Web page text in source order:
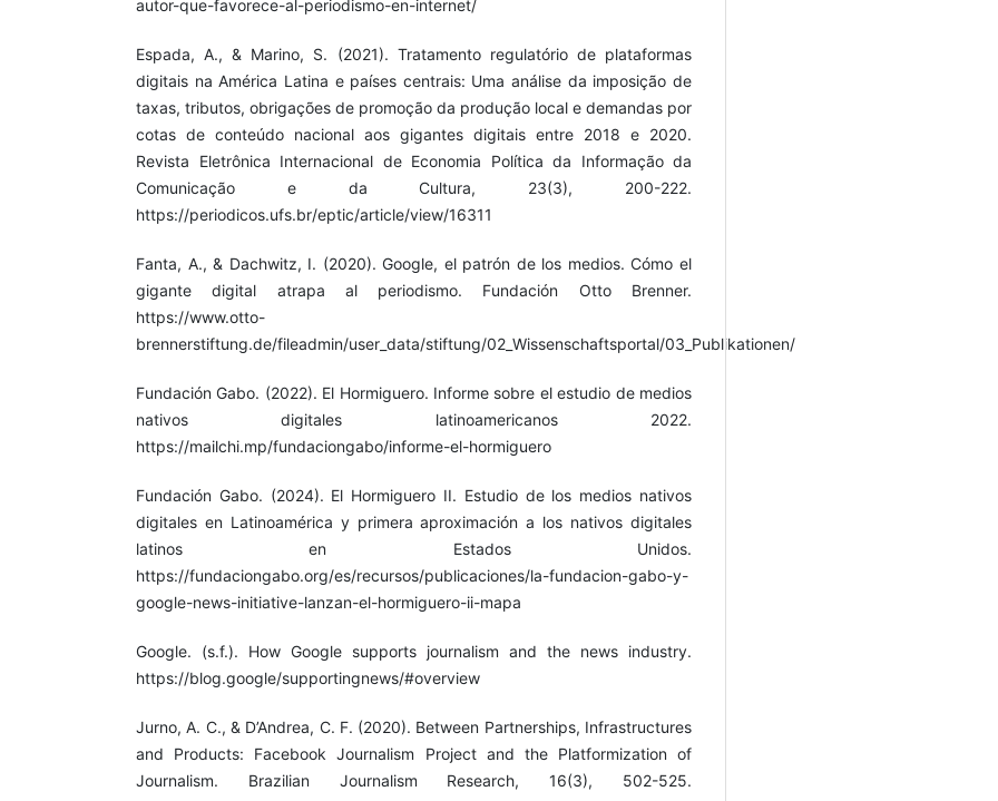
autor-que-favorece-al-periodismo-en-internet/
Espada, A., & Marino, S. (2021). Tratamento regulatório de plataformas
digitais na América Latina e países centrais: Uma análise da imposição de
taxas, tributos, obrigações de promoção da produção local e demandas por
cotas de conteúdo nacional aos gigantes digitais entre 2018 e 2020.
Revista Eletrônica Internacional de Economia Política da Informação da
Comunicação e da Cultura, 23(3), 200-222.
https://periodicos.ufs.br/eptic/article/view/16311
Fanta, A., & Dachwitz, I. (2020). Google, el patrón de los medios. Cómo el
gigante digital atrapa al periodismo. Fundación Otto Brenner.
https://www.otto-
brennerstiftung.de/fileadmin/user_data/stiftung/02_Wissenschaftsportal/03_Publikationen/
Fundación Gabo. (2022). El Hormiguero. Informe sobre el estudio de medios
nativos digitales latinoamericanos 2022.
https://mailchi.mp/fundaciongabo/informe-el-hormiguero
Fundación Gabo. (2024). El Hormiguero II. Estudio de los medios nativos
digitales en Latinoamérica y primera aproximación a los nativos digitales
latinos en Estados Unidos.
https://fundaciongabo.org/es/recursos/publicaciones/la-fundacion-gabo-y-
google-news-initiative-lanzan-el-hormiguero-ii-mapa
Google. (s.f.). How Google supports journalism and the news industry.
https://blog.google/supportingnews/#overview
Jurno, A. C., & D’Andrea, C. F. (2020). Between Partnerships, Infrastructures
and Products: Facebook Journalism Project and the Platformization of
Journalism. Brazilian Journalism Research, 16(3), 502-525.